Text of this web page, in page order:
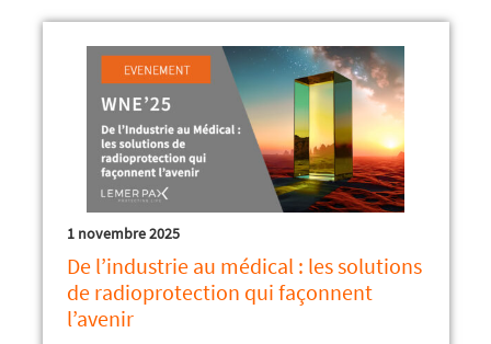
1 novembre 2025
De l’industrie au médical : les solutions
de radioprotection qui façonnent
l’avenir